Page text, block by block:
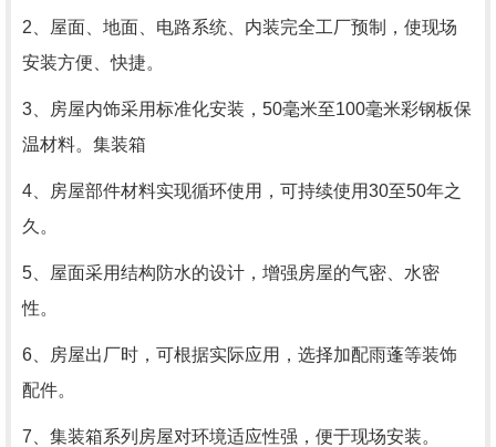
2、屋面、地面、电路系统、内装完全工厂预制，使现场
安装方便、快捷。
3、房屋内饰采用标准化安装，50毫米至100毫米彩钢板保
温材料。集装箱
4、房屋部件材料实现循环使用，可持续使用30至50年之
久。
5、屋面采用结构防水的设计，增强房屋的气密、水密
性。
6、房屋出厂时，可根据实际应用，选择加配雨蓬等装饰
配件。
7、集装箱系列房屋对环境适应性强，便于现场安装。